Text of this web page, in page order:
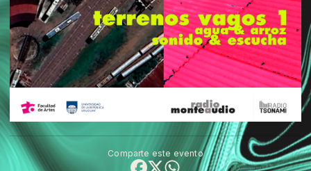
Comparte este evento